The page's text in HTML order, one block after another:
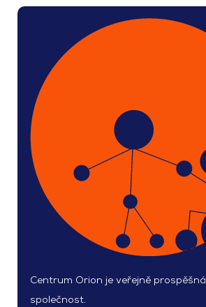
Centrum Orion je veřejně prospěšná
společnost.